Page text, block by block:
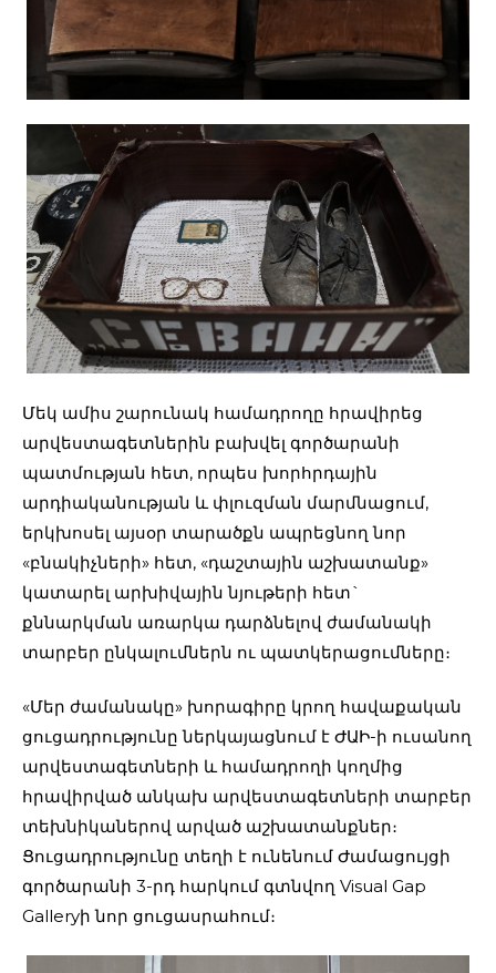
Մեկ ամիս շարունակ համադրողը հրավիրեց
արվեստագետներին բախվել գործարանի
պատմության հետ, որպես խորհրդային
արդիականության և փլուզման մարմնացում,
երկխոսել այսօր տարածքն ապրեցնող նոր
«բնակիչների» հետ, «դաշտային աշխատանք»
կատարել արխիվային նյութերի հետ`
քննարկման առարկա դարձնելով ժամանակի
տարբեր ընկալումներն ու պատկերացումները։
«Մեր ժամանակը» խորագիրը կրող հավաքական
ցուցադրությունը ներկայացնում է ԺԱԻ-ի ուսանող
արվեստագետների և համադրողի կողմից
հրավիրված անկախ արվեստագետների տարբեր
տեխնիկաներով արված աշխատանքներ։
Ցուցադրությունը տեղի է ունենում Ժամացույցի
գործարանի 3-րդ հարկում գտնվող Visual Gap
Galleryի նոր ցուցասրահում։